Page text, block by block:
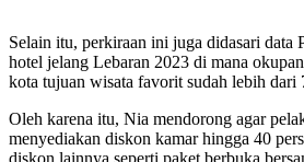
Selain itu, perkiraan ini juga didasari data
hotel jelang Lebaran 2023 di mana
kota tujuan wisata favorit sudah lebih dari
Oleh karena itu, Nia mendorong agar
menyediakan diskon kamar hingga 40
diskon lainnya seperti paket berbuka